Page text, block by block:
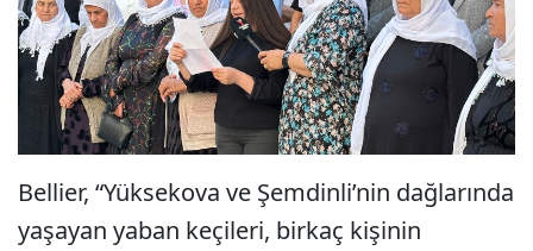
Bellier, “Yüksekova ve Şemdinli’nin dağlarında
yaşayan yaban keçileri, birkaç kişinin